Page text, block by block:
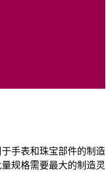
手表和珠宝部件的制造
规格需要最大的制造灵